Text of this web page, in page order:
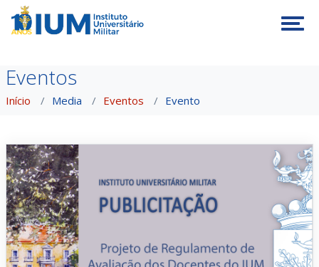
Eventos
Início Media Eventos Evento